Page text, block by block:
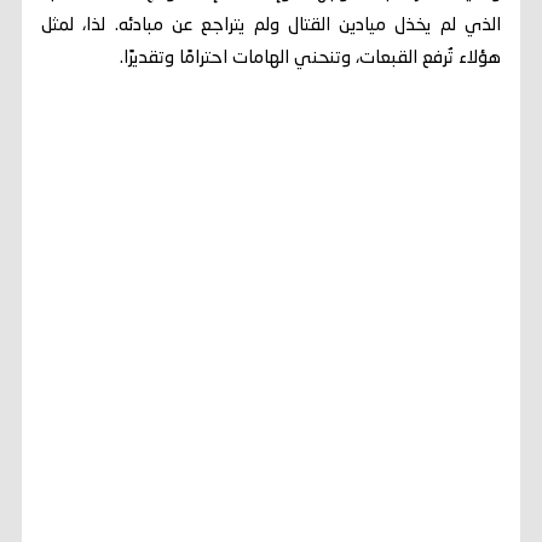
الذي لم يخذل ميادين القتال ولم يتراجع عن مبادئه. لذا، لمثل
هؤلاء تُرفع القبعات، وتنحني الهامات احترامًا وتقديرًا.